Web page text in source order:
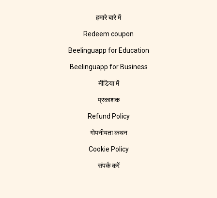
हमारे बारे में
Redeem coupon
Beelinguapp for Education
Beelinguapp for Business
मीडिया में
प्रकाशक
Refund Policy
गोपनीयता कथन
Cookie Policy
संपर्क करें